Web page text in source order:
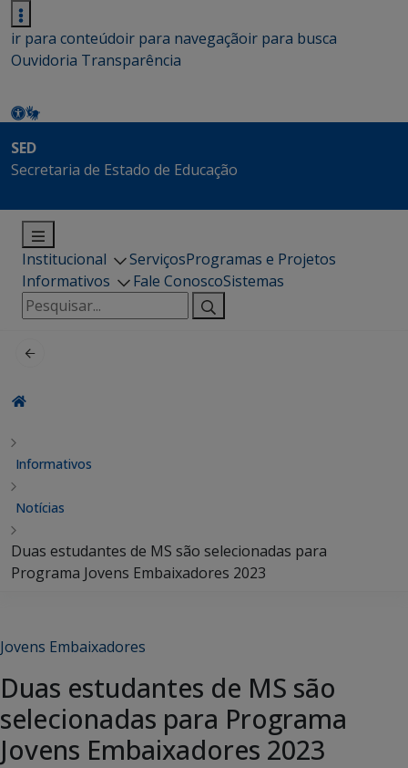
ir para conteúdoir para navegaçãoir para busca
Ouvidoria Transparência
SED
Secretaria de Estado de Educação
Institucional ServiçosProgramas e Projetos
Informativos
Fale ConoscoSistemas
Pesquisar
por:
Informativos
Notícias
Duas estudantes de MS são selecionadas para
Programa Jovens Embaixadores 2023
Jovens Embaixadores
Duas estudantes de MS são
selecionadas para Programa
Jovens Embaixadores 2023